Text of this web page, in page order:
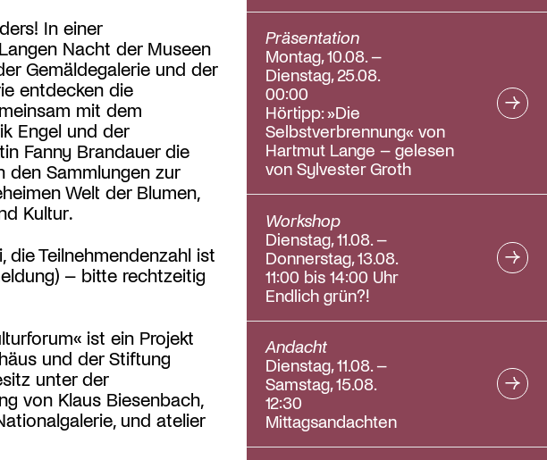
In einer
Nacht der Museen
Gemäldegalerie und der
entdecken die
mit dem
Engel und der
Fanny Brandauer die
den Sammlungen zur
Welt der Blumen,
Kultur.
die Teilnehmendenzahl ist
– bitte rechtzeitig
ist ein Projekt
und der Stiftung
unter der
von Klaus Biesenbach,
und atelier
Präsentation
Montag, 10.08. –
Dienstag, 25.08.
00:00
Hörtipp: »Die
Selbstverbrennung« von
Hartmut Lange – gelesen
von Sylvester Groth
Workshop
Dienstag, 11.08. –
Donnerstag, 13.08.
11:00 bis 14:00 Uhr
Endlich grün?!
Andacht
Dienstag, 11.08. –
Samstag, 15.08.
12:30
Mittagsandachten